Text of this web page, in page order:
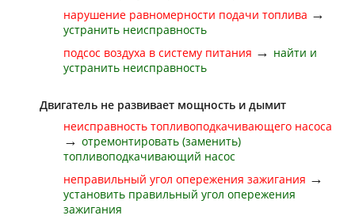
нарушение равномерности подачи топлива →
устранить неисправность
подсос воздуха в систему питания → найти и
устранить неисправность
Двигатель не развивает мощность и дымит
неисправность топливоподкачивающего насоса
→ отремонтировать (заменить)
топливоподкачивающий насос
неправильный угол опережения зажигания →
установить правильный угол опережения
зажигания